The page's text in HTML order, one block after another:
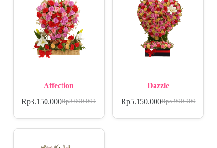
Affection
Rp3.900.000
Rp3.150.000
Dazzle
Rp5.900.000
Rp5.150.000